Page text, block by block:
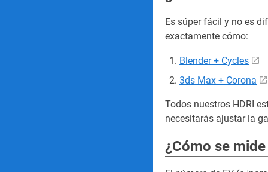
Es súper fácil y no es
exactamente cómo:
Blender + Cycles
3ds Max + Corona
Todos nuestros HDRI
necesitarás ajustar la
¿Cómo se